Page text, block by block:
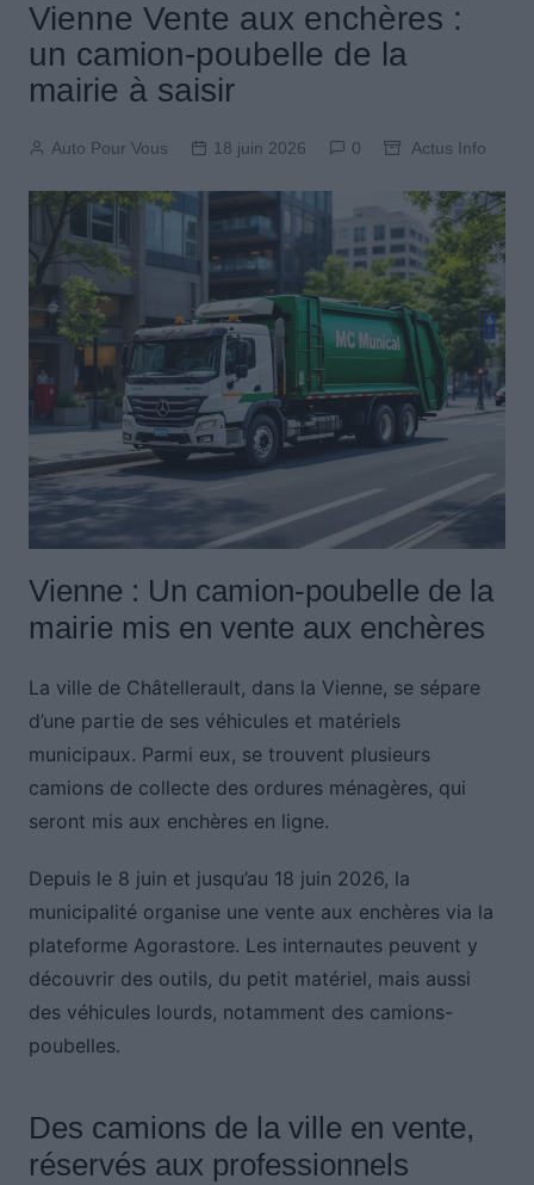
Vienne Vente aux enchères :
un camion-poubelle de la
mairie à saisir
Auto Pour Vous 18 juin 2026 0 Actus Info
Vienne : Un camion-poubelle de la
mairie mis en vente aux enchères
La ville de Châtellerault, dans la Vienne, se sépare
d’une partie de ses véhicules et matériels
municipaux. Parmi eux, se trouvent plusieurs
camions de collecte des ordures ménagères, qui
seront mis aux enchères en ligne.
Depuis le 8 juin et jusqu’au 18 juin 2026, la
municipalité organise une vente aux enchères via la
plateforme Agorastore. Les internautes peuvent y
découvrir des outils, du petit matériel, mais aussi
des véhicules lourds, notamment des camions-
poubelles.
Des camions de la ville en vente,
réservés aux professionnels